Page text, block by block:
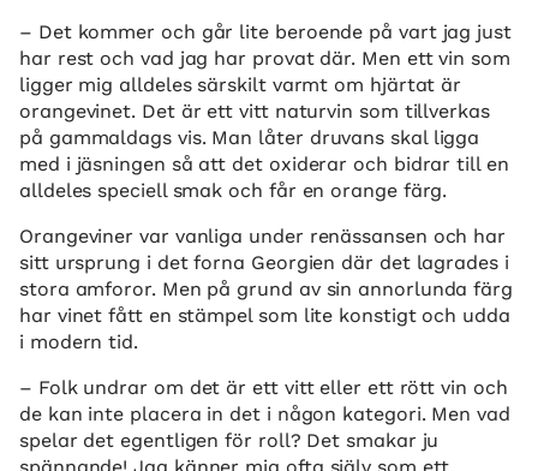
– Det kommer och går lite beroende på vart jag just
har rest och vad jag har provat där. Men ett vin som
ligger mig alldeles särskilt varmt om hjärtat är
orangevinet. Det är ett vitt naturvin som tillverkas
på gammaldags vis. Man låter druvans skal ligga
med i jäsningen så att det oxiderar och bidrar till en
alldeles speciell smak och får en orange färg.
Orangeviner var vanliga under renässansen och har
sitt ursprung i det forna Georgien där det lagrades i
stora amforor. Men på grund av sin annorlunda färg
har vinet fått en stämpel som lite konstigt och udda
i modern tid.
– Folk undrar om det är ett vitt eller ett rött vin och
de kan inte placera in det i någon kategori. Men vad
spelar det egentligen för roll? Det smakar ju